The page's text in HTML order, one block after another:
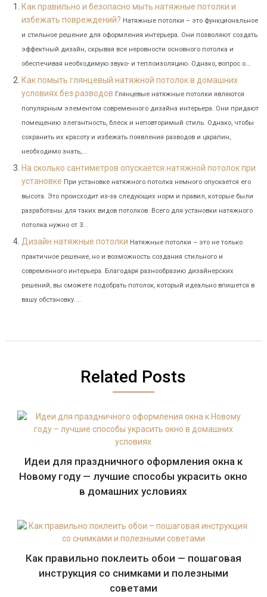
Как правильно и безопасно мыть натяжные потолки и
избежать повреждений? Натяжные потолки – это функциональное
и стильное решение для оформления интерьера. Они позволяют создать
эффектный дизайн, скрывая все неровности основного потолка и
обеспечивая необходимую звуко- и теплоизоляцию. Однако, вопрос о...
Как помыть глянцевый натяжной потолок в домашних
условиях без разводов Глянцевые натяжные потолки являются
популярным элементом современного дизайна интерьера. Они придают
помещению элегантность, блеск и неповторимый стиль. Однако, чтобы
сохранить их красоту и избежать появления разводов и царапин,
необходимо знать,...
На сколько сантиметров опускается натяжной потолок при
установке При установке натяжного потолка немного опускается его
высота. Это происходит из-за следующих норм и правил, которые были
разработаны для таких видов потолков. Всего для установки натяжного
потолка нужно от 3...
Дизайн натяжные потолки Натяжные потолки – это не только
практичное решение, но и возможность создания стильного и
современного интерьера. Благодаря разнообразию дизайнерских
решений, вы сможете подобрать потолок, который идеально впишется в
вашу обстановку....
Related Posts
Идеи для праздничного оформления окна к
Новому году — лучшие способы украсить окно
в домашних условиях
Как правильно поклеить обои — пошаговая
инструкция со снимками и полезными
советами